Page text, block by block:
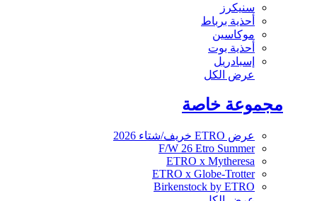
سنيكرز
أحذية برباط
موكاسين
أحذية بوت
إسبادريل
عرض الكل
مجموعة خاصة
عرض ETRO خريف/شتاء 2026
F/W 26 Etro Summer
ETRO x Mytheresa
ETRO x Globe-Trotter
Birkenstock by ETRO